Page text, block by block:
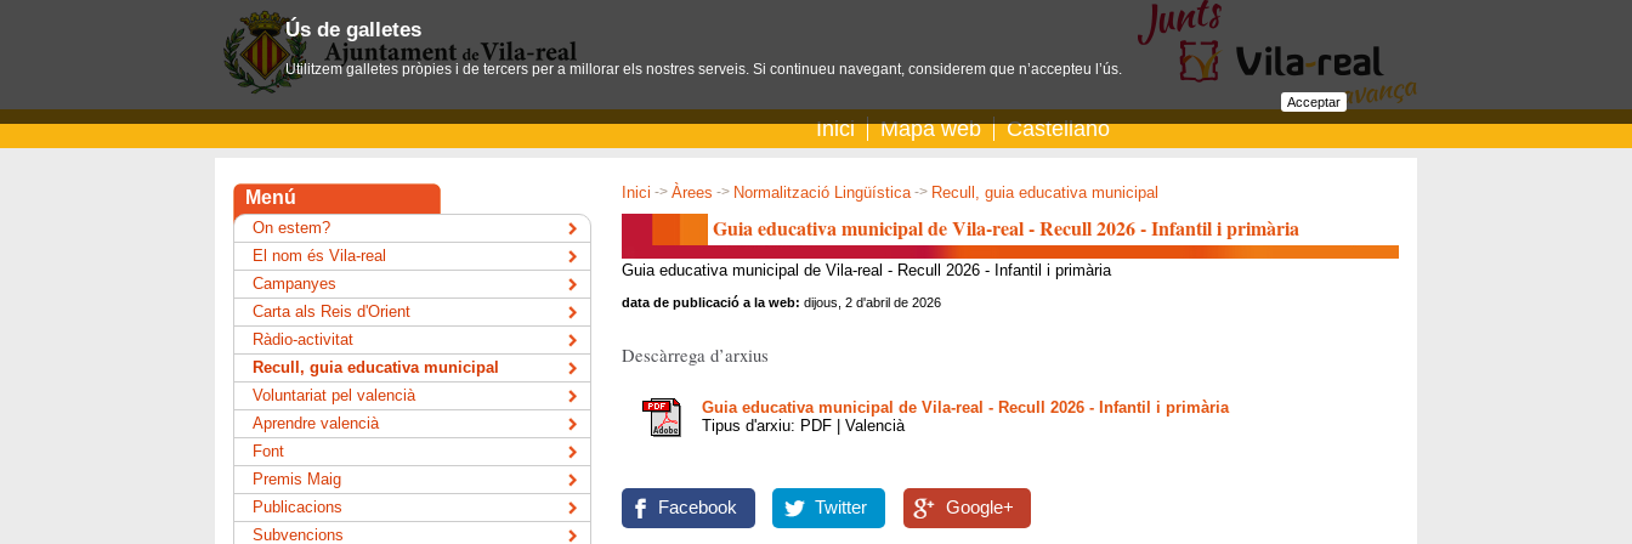
Inici Mapa web Castellano
Inici -> Àrees -> Normalització Lingüística -> Recull, guia educativa municipal
Guia educativa municipal de Vila-real - Recull 2026 - Infantil i primària
Guia educativa municipal de Vila-real - Recull 2026 - Infantil i primària
data de publicació a la web: dijous, 2 d'abril de 2026
Descàrrega d’arxius
Guia educativa municipal de Vila-real - Recull 2026 - Infantil i primària
Tipus d'arxiu: PDF | Valencià
Facebook Twitter Google+
Menú
On estem?
El nom és Vila-real
Campanyes
Carta als Reis d'Orient
Ràdio-activitat
Recull, guia educativa municipal
Voluntariat pel valencià
Aprendre valencià
Font
Premis Maig
Publicacions
Subvencions
Ús de galletes
Utilitzem galletes pròpies i de tercers per a millorar els nostres serveis. Si continueu navegant, considerem que n’accepteu l’ús.
Acceptar